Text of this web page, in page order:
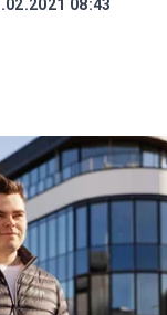
08:43